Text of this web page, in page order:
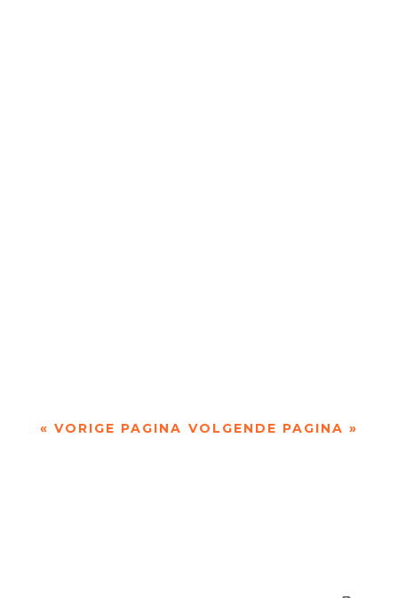
« VORIGE PAGINA VOLGENDE PAGINA »